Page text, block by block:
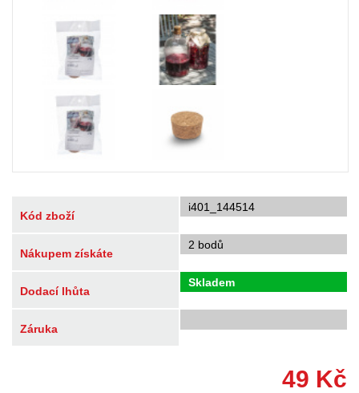
Kód zboží
i401_144514
Nákupem získáte
2 bodů
Dodací lhůta
Skladem
Záruka
49 Kč